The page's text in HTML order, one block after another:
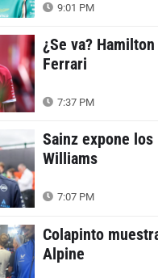
9:01 PM
¿Se va?
Ferrari
7:37 PM
Sainz expone los
Williams
7:07 PM
Colapinto
Alpine